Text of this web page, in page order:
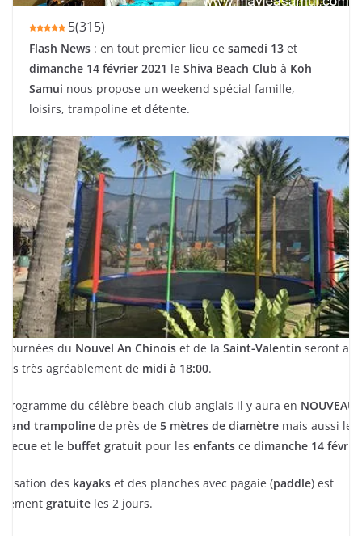
5(315)
Flash News : en tout premier lieu ce samedi 13 et
dimanche 14 février 2021 le Shiva Beach Club à Koh
Samui nous propose un weekend spécial famille,
loisirs, trampoline et détente.
journées du Nouvel An Chinois et de laSaint-Valentin seront
très agréablement de midi à 18:00.
programme du célèbre beach club anglais il y aura en
trampoline de près de5 mètres de diamètre mais aussi le
et le buffet gratuit pour lesenfants cedimanche 14
des kayaks et des planches avec pagaie (paddle) est
gratuite les 2 jours.